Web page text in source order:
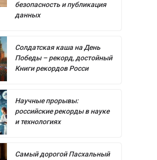
безопасность и публикация
данных
Солдатская каша на День
Победы – рекорд, достойный
Книги рекордов Росси
Научные прорывы:
российские рекорды в науке
и технологиях
Самый дорогой Пасхальный